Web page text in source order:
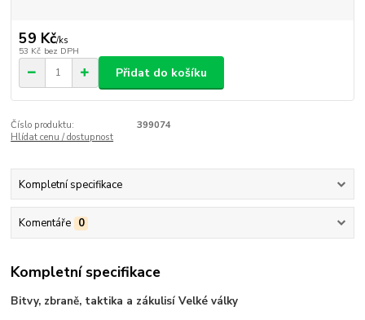
59 Kč/ks
53 Kč bez DPH
Přidat do košíku
Číslo produktu:
399074
Hlídat cenu / dostupnost
Kompletní specifikace
Komentáře 0
Kompletní specifikace
Bitvy, zbraně, taktika a zákulisí Velké války